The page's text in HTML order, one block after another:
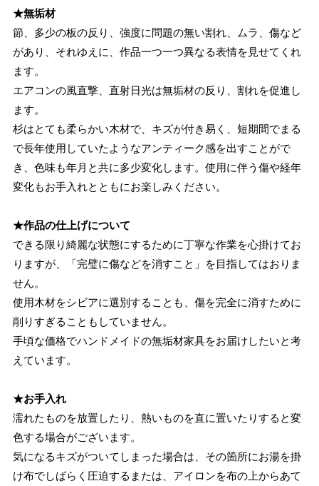
★無垢材
節、多少の板の反り、強度に問題の無い割れ、ムラ、傷など
があり、それゆえに、作品一つ一つ異なる表情を見せてくれ
ます。
エアコンの風直撃、直射日光は無垢材の反り、割れを促進し
ます。
杉はとても柔らかい木材で、キズが付き易く、短期間でまる
で長年使用していたようなアンティーク感を出すことがで
き、色味も年月と共に多少変化します。使用に伴う傷や経年
変化もお手入れとともにお楽しみください。
★作品の仕上げについて
できる限り綺麗な状態にするために丁寧な作業を心掛けてお
りますが、「完璧に傷などを消すこと」を目指してはおりま
せん。
使用木材をシビアに選別することも、傷を完全に消すために
削りすぎることもしていません。
手頃な価格でハンドメイドの無垢材家具をお届けしたいと考
えています。
★お手入れ
濡れたものを放置したり、熱いものを直に置いたりすると変
色する場合がございます。
気になるキズがついてしまった場合は、その箇所にお湯を掛
け布でしばらく圧迫するまたは、アイロンを布の上からあて